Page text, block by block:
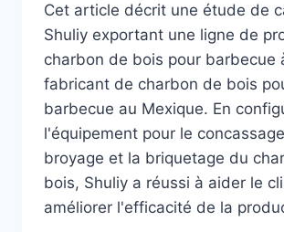
Cet article décrit une étude de
Shuliy exportant une ligne de
charbon de bois pour barbecue
fabricant de charbon de bois
barbecue au Mexique. En
l'équipement pour le
broyage et la briquetage du
bois, Shuliy a réussi à aider le
améliorer l'efficacité de la